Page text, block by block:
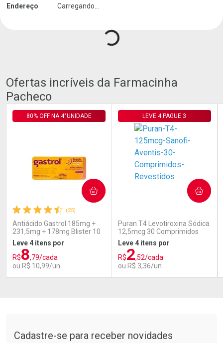
Endereço Carregando...
Ofertas incríveis da Farmacinha
Pacheco
(25)
Antiácido Gastrol 185mg +
231,5mg + 178mg Blister 10
Pastilhas Mastigáveis
80% OFF NA 4°UNIDADE
Leve 4 itens por
R$8,79/cada
ou R$ 10,99/un
COMPRAR
Puran T4 Levotiroxina Sódica
12,5mcg 30 Comprimidos
Revestidos
LEVE 4 PAGUE 3
Leve 4 itens por
R$2,52/cada
ou R$ 3,36/un
COMPRAR
Cadastre-se para receber novidades